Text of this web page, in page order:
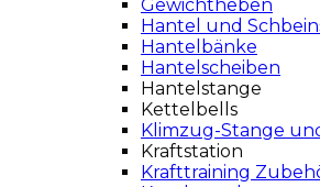
Gewichtheben
Hantel und
Hantelbänke
Hantelscheiben
Hantelstange
Kettelbells
Klimzug-Stange
Kraftstation
Krafttraining